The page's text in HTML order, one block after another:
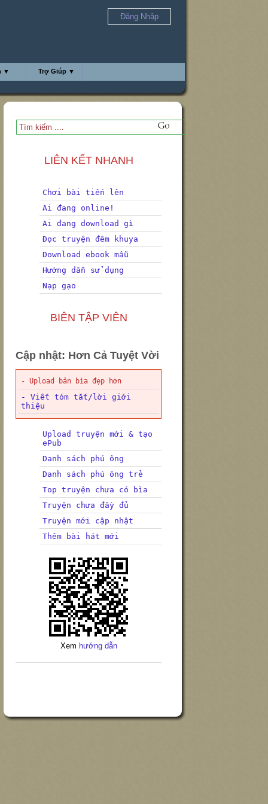
Đăng Nhập
▼ Trợ Giúp ▼
LIÊN KẾT NHANH
Chơi bài tiến lên
Ai đang online!
Ai đang download gì
Đọc truyện đêm khuya
Download ebook mẫu
Hướng dẫn sử dụng
Nạp gạo
BIÊN TẬP VIÊN
Cập nhật: Hơn Cả Tuyệt Vời
- Upload bản bìa đẹp hơn
- Viết tóm tắt/lời giới
thiệu
Upload truyện mới & tạo
ePub
Danh sách phú ông
Danh sách phú ông trẻ
Top truyện chưa có bìa
Truyện chưa đầy đủ
Truyện mới cập nhật
Thêm bài hát mới
Xem hướng dẫn